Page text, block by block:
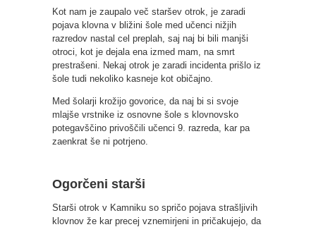
Kot nam je zaupalo več staršev otrok, je zaradi
pojava klovna v bližini šole med učenci nižjih
razredov nastal cel preplah, saj naj bi bili manjši
otroci, kot je dejala ena izmed mam, na smrt
prestrašeni. Nekaj otrok je zaradi incidenta prišlo iz
šole tudi nekoliko kasneje kot običajno.
Med šolarji krožijo govorice, da naj bi si svoje
mlajše vrstnike iz osnovne šole s klovnovsko
potegavščino privoščili učenci 9. razreda, kar pa
zaenkrat še ni potrjeno.
Ogorčeni starši
Starši otrok v Kamniku so spričo pojava strašljivih
klovnov že kar precej vznemirjeni in pričakujejo, da